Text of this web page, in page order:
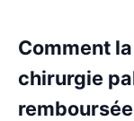
Comment
chirurgie